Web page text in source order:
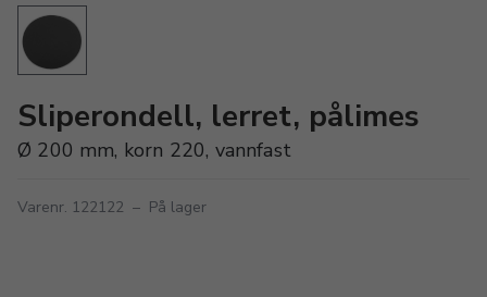
Sliperondell, lerret, pålimes
Ø 200 mm, korn 220, vannfast
Varenr. 122122 – På lager